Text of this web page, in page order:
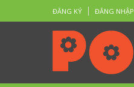
ĐĂNG KÝ ĐĂNG NHẬP